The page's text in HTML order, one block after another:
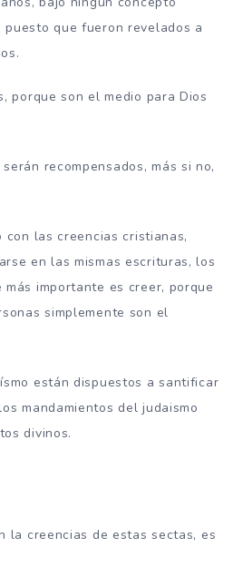
puesto que fueron revelados a
porque son el medio para Dios
recompensados, más si no,
las creencias cristianas,
en las mismas escrituras, los
importante es creer, porque
simplemente son el
están dispuestos a santificar
mandamientos del judaismo
divinos.
la creencias de estas sectas, es